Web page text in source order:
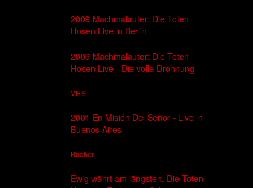
2009 Machmalauter: Die Toten
Hosen Live in Berlin
2009 Machmalauter: Die Toten
Hosen Live - Die volle Dröhnung
VHS
2001 En Misión Del Señor - Live in
Buenos Aires
Bücher
Ewig währt am längsten. Die Toten